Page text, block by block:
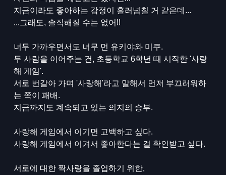
지금이라도 좋아하는 감정이 흘러넘칠 거 같은데...
...그래도, 솔직해질 수는 없어!!
너무 가까우면서도 너무 먼 유키야와 미쿠.
두 사람을 이어주는 건, 초등학교 6학년 때 시작한 '사랑
해 게임'.
서로 번갈아 가며 '사랑해'라고 말해서 먼저 부끄러워하
는 쪽이 패배.
지금까지도 계속되고 있는 의지의 승부.
사랑해 게임에서 이기면 고백하고 싶다.
사랑해 게임에서 이겨서 좋아한다는 걸 확인받고 싶다.
서로에 대한 짝사랑을 졸업하기 위한,